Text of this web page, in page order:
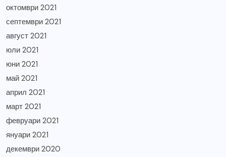
октомври 2021
септември 2021
август 2021
юли 2021
юни 2021
май 2021
април 2021
март 2021
февруари 2021
януари 2021
декември 2020